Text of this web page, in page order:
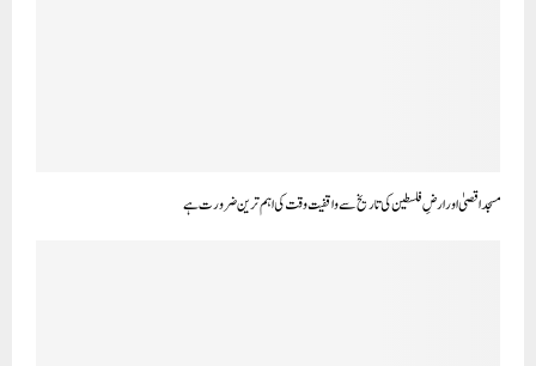
مسجد اقصیٰ اور ارضِ فلسطین کی تاریخ سے واقفیت وقت کی اہم ترین ضرورت ہے